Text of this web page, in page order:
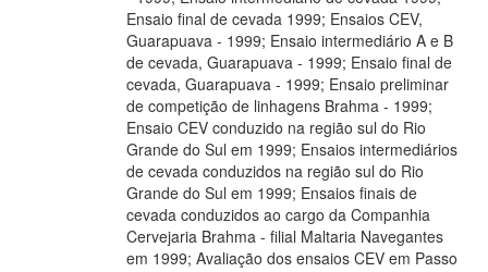
Ensaio final de cevada 1999; Ensaios CEV,
Guarapuava - 1999; Ensaio intermediário A e B
de cevada, Guarapuava - 1999; Ensaio final de
cevada, Guarapuava - 1999; Ensaio preliminar
de competição de linhagens Brahma - 1999;
Ensaio CEV conduzido na região sul do Rio
Grande do Sul em 1999; Ensaios intermediários
de cevada conduzidos na região sul do Rio
Grande do Sul em 1999; Ensaios finais de
cevada conduzidos ao cargo da Companhia
Cervejaria Brahma - filial Maltaria Navegantes
em 1999; Avaliação dos ensaios CEV em Passo